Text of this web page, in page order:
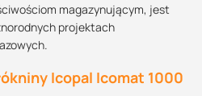
magazynującym, jest
projektach
Icopal Icomat 1000